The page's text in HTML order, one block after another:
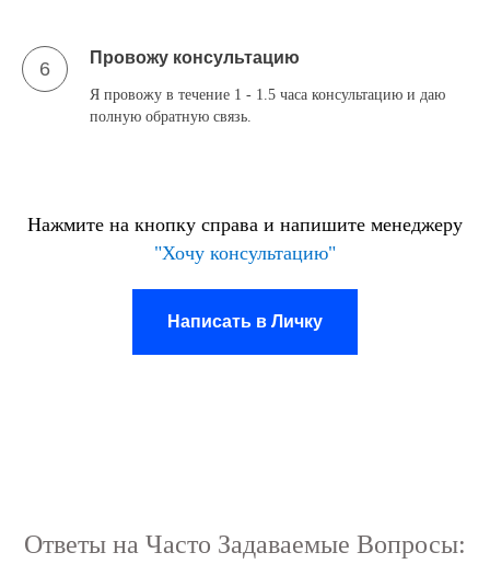
6 Провожу консультацию
Я провожу в течение 1 - 1.5 часа консультацию и даю
полную обратную связь.
Нажмите на кнопку справа и напишите менеджеру
"Хочу консультацию"
Написать в Личку
Ответы на Часто Задаваемые Вопросы: